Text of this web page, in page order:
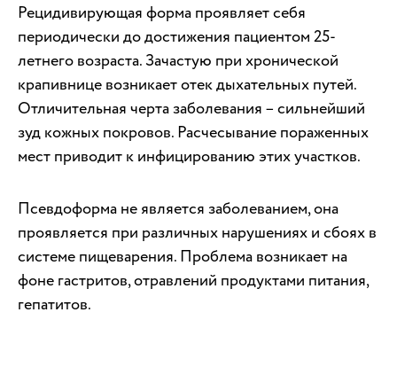
Рецидивирующая форма проявляет себя
периодически до достижения пациентом 25-
летнего возраста. Зачастую при хронической
крапивнице возникает отек дыхательных путей.
Отличительная черта заболевания – сильнейший
зуд кожных покровов. Расчесывание пораженных
мест приводит к инфицированию этих участков.
Псевдоформа не является заболеванием, она
проявляется при различных нарушениях и сбоях в
системе пищеварения. Проблема возникает на
фоне гастритов, отравлений продуктами питания,
гепатитов.